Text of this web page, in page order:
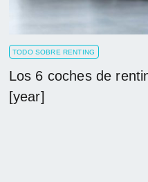
TODO SOBRE RENTING
Los 6 coches de
[year]